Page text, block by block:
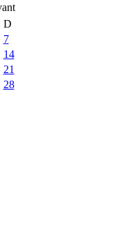
D
7
14
21
28